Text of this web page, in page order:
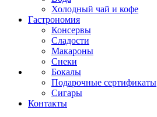
Холодный чай и кофе
Гастрономия
Консервы
Сладости
Макароны
Снеки
Бокалы
Подарочные сертификаты
Сигары
Контакты